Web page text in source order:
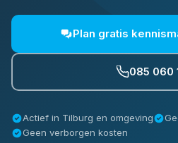
Plan gratis
085 060
Actief in Tilburg en omgeving
Geen verborgen kosten